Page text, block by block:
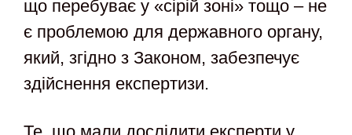
що перебуває у «сірій зоні» тощо – не
є проблемою для державного органу,
який, згідно з Законом, забезпечує
здійснення експертизи.